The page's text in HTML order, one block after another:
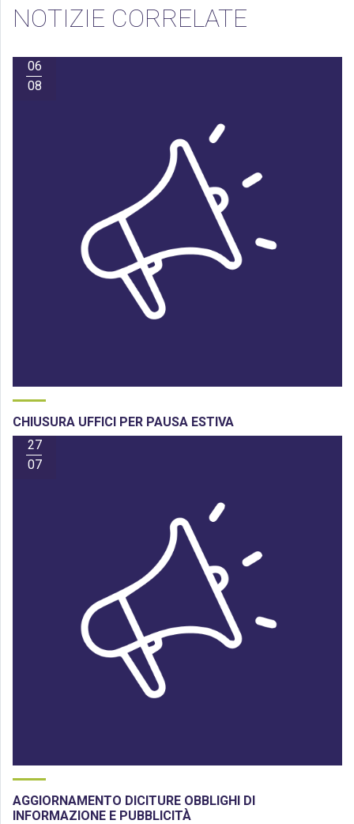
NOTIZIE CORRELATE
06
08
CHIUSURA UFFICI PER PAUSA ESTIVA
27
07
AGGIORNAMENTO DICITURE OBBLIGHI DI
INFORMAZIONE E PUBBLICITÀ